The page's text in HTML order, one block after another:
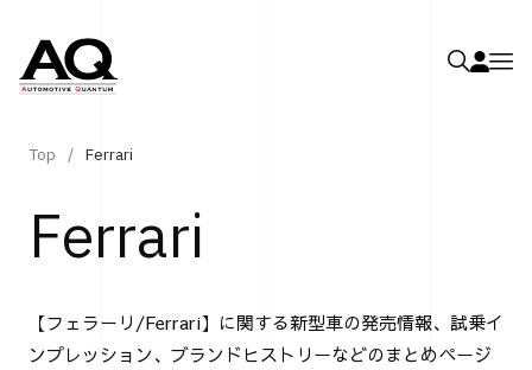
Top Ferrari
Ferrari
【フェラーリ/Ferrari】に関する新型車の発売情報、試乗イ
ンプレッション、ブランドヒストリーなどのまとめページ